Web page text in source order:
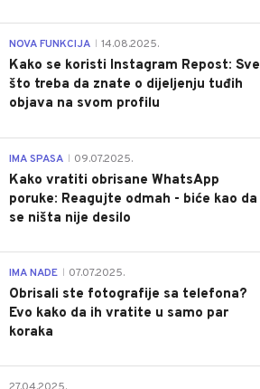
NOVA FUNKCIJA 14.08.2025.
Kako se koristi Instagram Repost: Sve
što treba da znate o dijeljenju tuđih
objava na svom profilu
IMA SPASA 09.07.2025.
Kako vratiti obrisane WhatsApp
poruke: Reagujte odmah - biće kao da
se ništa nije desilo
IMA NADE 07.07.2025.
Obrisali ste fotografije sa telefona?
Evo kako da ih vratite u samo par
koraka